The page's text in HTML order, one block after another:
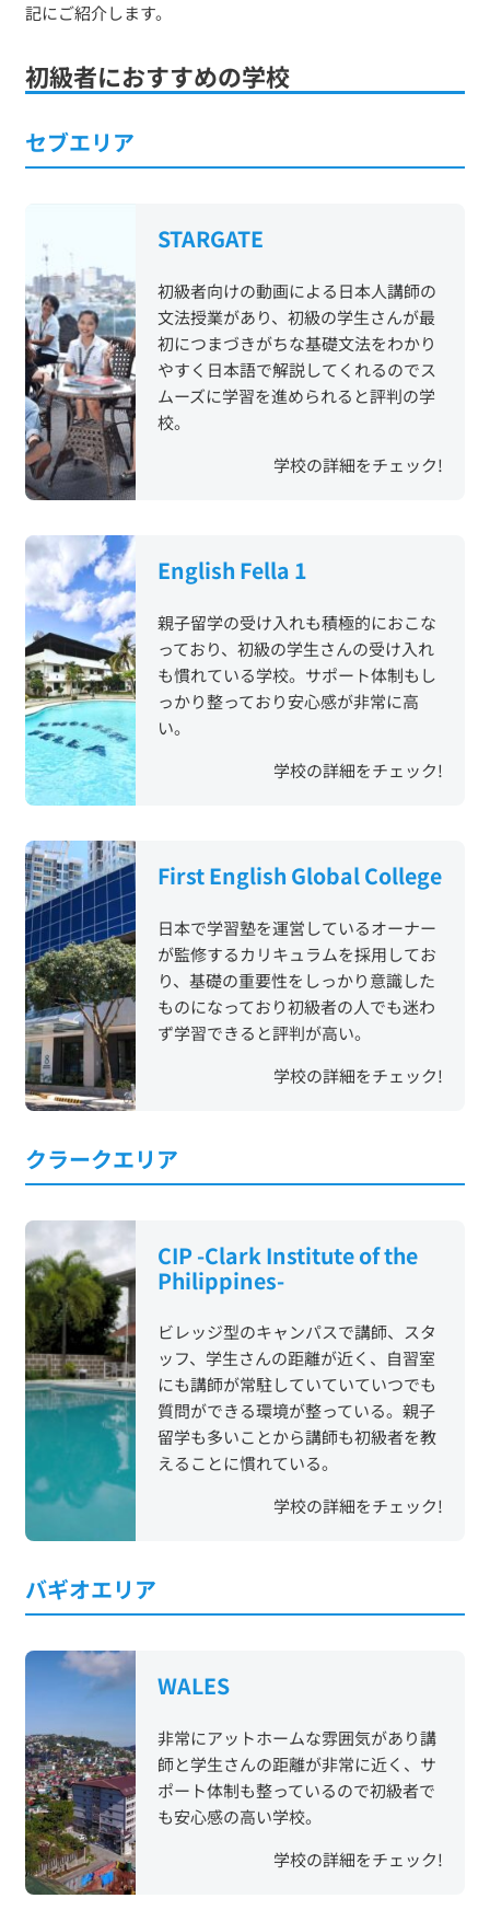
記にご紹介します。
初級者におすすめの学校
セブエリア
STARGATE
初級者向けの動画による日本人講師の
文法授業があり、初級の学生さんが最
初につまづきがちな基礎文法をわかり
やすく日本語で解説してくれるのでス
ムーズに学習を進められると評判の学
校。
学校の詳細をチェック!
English Fella 1
親子留学の受け入れも積極的におこな
っており、初級の学生さんの受け入れ
も慣れている学校。サポート体制もし
っかり整っており安心感が非常に高
い。
学校の詳細をチェック!
First English Global College
日本で学習塾を運営しているオーナー
が監修するカリキュラムを採用してお
り、基礎の重要性をしっかり意識した
ものになっており初級者の人でも迷わ
ず学習できると評判が高い。
学校の詳細をチェック!
クラークエリア
CIP -Clark Institute of the
Philippines-
ビレッジ型のキャンパスで講師、スタ
ッフ、学生さんの距離が近く、自習室
にも講師が常駐していていていつでも
質問ができる環境が整っている。親子
留学も多いことから講師も初級者を教
えることに慣れている。
学校の詳細をチェック!
バギオエリア
WALES
非常にアットホームな雰囲気があり講
師と学生さんの距離が非常に近く、サ
ポート体制も整っているので初級者で
も安心感の高い学校。
学校の詳細をチェック!